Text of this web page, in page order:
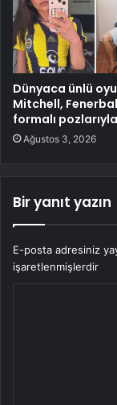
Dünyaca ünlü
Mitchell,
formalı
Ağustos 3, 2026
Bir yanıt yazın
E-posta adresiniz
işaretlenmişlerdir